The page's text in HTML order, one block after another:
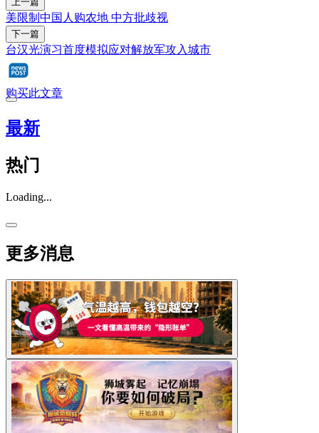
美限制中国人购农地 中方批歧视
下一篇
台汉光演习首度模拟应对解放军攻入城市
购买此文章
最新
热门
Loading...
更多消息